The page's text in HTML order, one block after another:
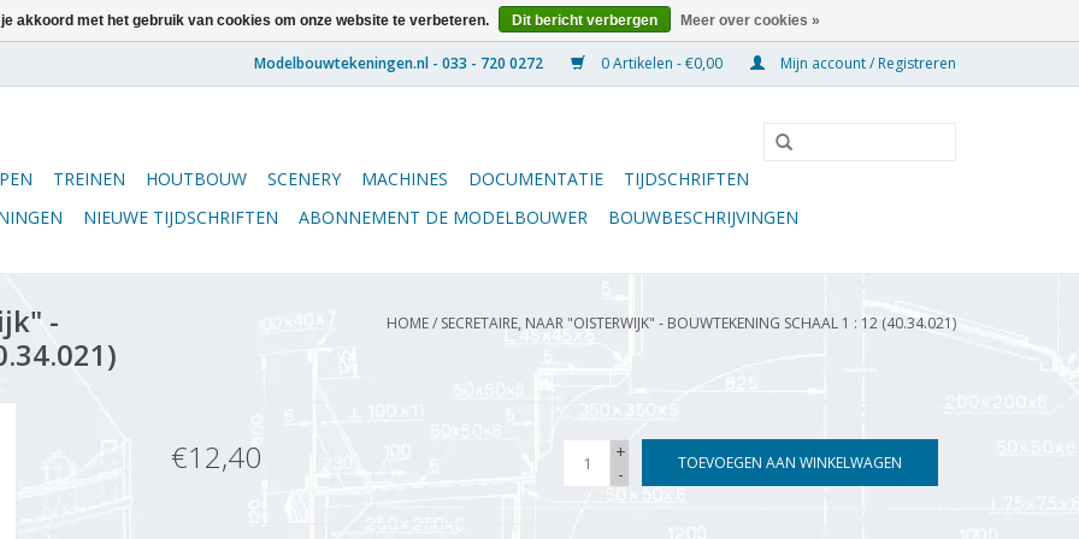
0 Artikelen - €0,00 Mijn account / Registreren
TREINEN HOUTBOUW SCENERY MACHINES DOCUMENTATIE
TIJDSCHRIFTEN
NIEUWE TIJDSCHRIFTEN ABONNEMENT DE MODELBOUWER BOUWBESCHRIJVINGEN
-
HOME/ SECRETAIRE, NAAR "OISTERWIJK" - BOUWTEKENING SCHAAL 1 : 12 (40.34.021)
€12,40
+
-
TOEVOEGEN AAN WINKELWAGEN
akkoord met het gebruik van cookies om onze website te verbeteren. Dit bericht verbergen Meer over cookies »